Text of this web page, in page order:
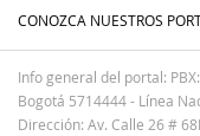
CONOZCA NUESTROS
Info general del portal:
Bogotá 5714444 - Línea
Dirección: Av. Calle 26 #